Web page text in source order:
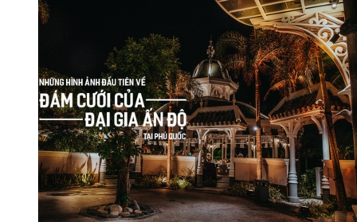
ở
đám
cưới
của
cặp